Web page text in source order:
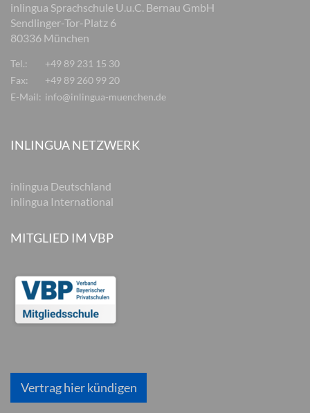
inlingua Sprachschule U.u.C. Bernau GmbH
Sendlinger-Tor-Platz 6
80336 München
Tel.:
+49 89 231 15 30
Fax:
+49 89 260 99 20
E-Mail: info@inlingua-muenchen.de
INLINGUA NETZWERK
inlingua Deutschland
inlingua International
MITGLIED IM VBP
Vertrag hier kündigen